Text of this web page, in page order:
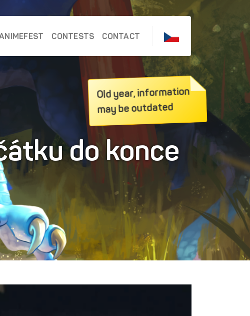
CONTESTS CONTACT
do konce
Old year, information
may be outdated